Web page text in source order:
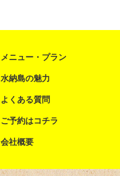
メニュー・プラン
水納島の魅力
よくある質問
ご予約はコチラ
会社概要